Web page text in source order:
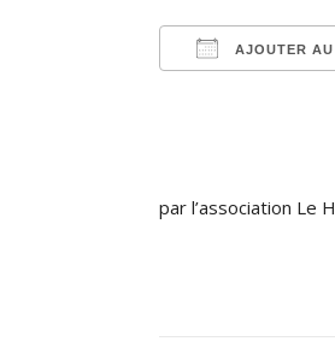
AJOUTER
par l’association Le